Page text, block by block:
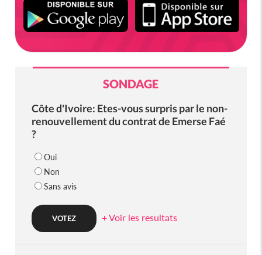
SONDAGE
Côte d'Ivoire: Etes-vous surpris par le non-
renouvellement du contrat de Emerse Faé
?
Oui
Non
Sans avis
+ Voir les resultats